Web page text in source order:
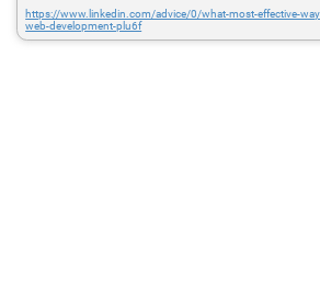
https://www.linkedin.com/advice/0/what-most-effective-
web-development-plu6f